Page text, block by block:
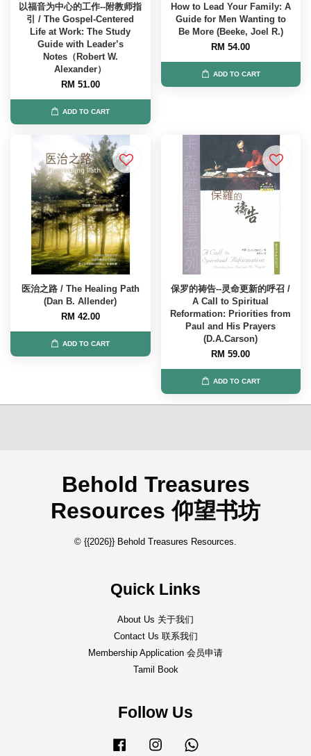
以福音为中心的工作--附教师指
引 / The Gospel-Centered
Life at Work: The Study
Guide with Leader’s
Notes（Robert W.
Alexander）
RM 51.00
ADD TO CART
How to Lead Your Family: A
Guide for Men Wanting to
Be More (Beeke, Joel R.)
RM 54.00
ADD TO CART
医治之路 / The Healing Path
(Dan B. Allender)
RM 42.00
ADD TO CART
保罗的祷告--灵命更新的呼召 /
A Call to Spiritual
Reformation: Priorities from
Paul and His Prayers
(D.A.Carson)
RM 59.00
ADD TO CART
Behold Treasures
Resources 仰望书坊
© {{2026}} Behold Treasures Resources.
Quick Links
About Us 关于我们
Contact Us 联系我们
Membership Application 会员申请
Tamil Book
Follow Us
Facebook Instagram